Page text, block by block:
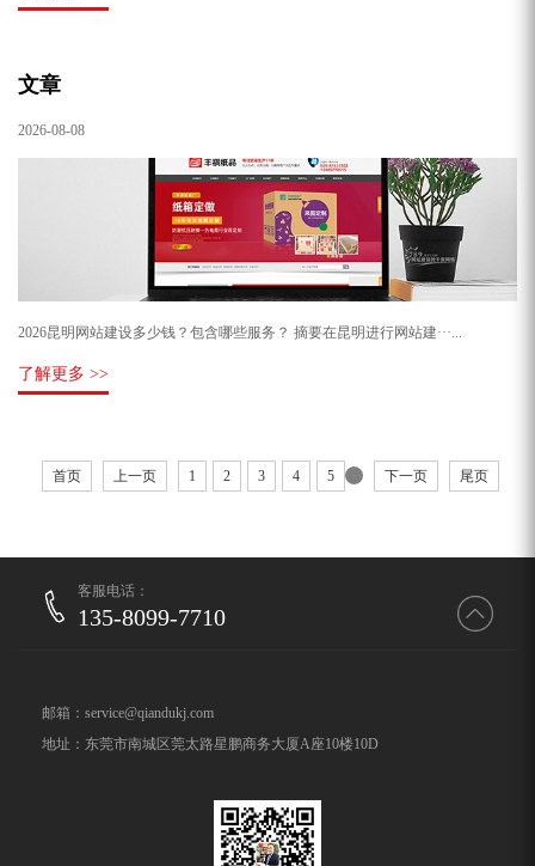
文章
2026-08-08
2026昆明网站建设多少钱？包含哪些服务？ 摘要在昆明进行网站建···...
了解更多 >>
首页 上一页 1 2 3 4 5 ··· 下一页 尾页
客服电话：
135-8099-7710
邮箱：service@qiandukj.com
地址：东莞市南城区莞太路星鹏商务大厦A座10楼10D